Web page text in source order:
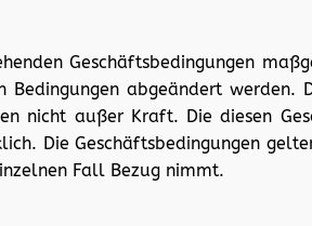
Geschäftsbedingungen
abgeändert werden.
nicht außer Kraft. Die diesen
Die Geschäftsbedingungen
Fall Bezug nimmt.